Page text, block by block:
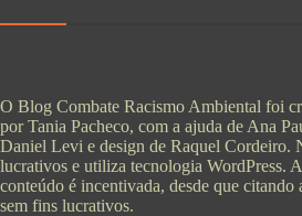
O Blog Combate Racismo Ambiental foi
por Tania Pacheco, com a ajuda de Ana
Daniel Levi e design de Raquel Cordeiro.
lucrativos e utiliza tecnologia WordPress.
conteúdo é incentivada, desde que citando
sem fins lucrativos.